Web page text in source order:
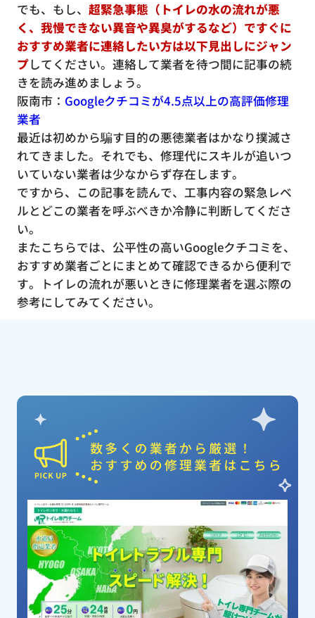
でも、もし、 超緊急事態（トイレの水の流れが悪
く、我慢できない異音や異臭がするなど）ですぐに
おすすめ業者に連絡したい方は以下見出しにジャン
プしてください。連絡して業者を待つ間に記事の続
きを読み進めましょう。
阪南市： Googleクチコミが4.5点以上の高評価修理
業者
最近は初めから騙す目的の悪徳業者はかなり撲滅さ
れてきました。それでも、修理代にスキルが追いつ
いていない業者は少なからず存在します。
ですから、この記事を読んで、工事内容の緊急レベ
ルとどこの業者を呼ぶべきか冷静に判断してくださ
い。
またこちらでは、公平性の高いGoogleクチコミを、
おすすめ業者ごとにまとめて確認できるから便利で
す。トイレの流れが悪いときに修理業者を選ぶ際の
参考にしてみてください。
ピックアップ業者